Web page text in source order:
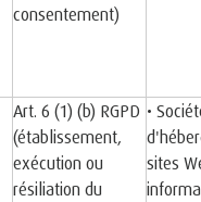
consentement)
Art. 6 (1) (b) RGPD
(établissement,
exécution ou
résiliation du
•
sites